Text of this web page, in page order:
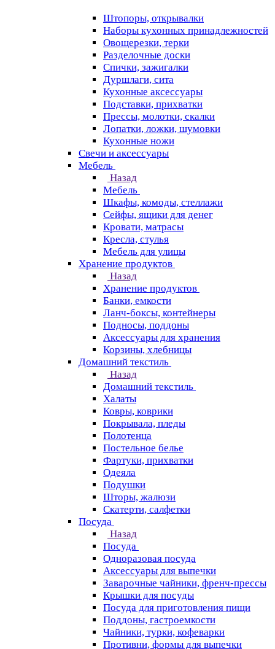
Штопоры, открывалки
Наборы кухонных принадлежностей
Овощерезки, терки
Разделочные доски
Спички, зажигалки
Дуршлаги, сита
Кухонные аксессуары
Подставки, прихватки
Прессы, молотки, скалки
Лопатки, ложки, шумовки
Кухонные ножи
Свечи и аксессуары
Мебель
Назад
Мебель
Шкафы, комоды, стеллажи
Сейфы, ящики для денег
Кровати, матрасы
Кресла, стулья
Мебель для улицы
Хранение продуктов
Назад
Хранение продуктов
Банки, емкости
Ланч-боксы, контейнеры
Подносы, поддоны
Аксессуары для хранения
Корзины, хлебницы
Домашний текстиль
Назад
Домашний текстиль
Халаты
Ковры, коврики
Покрывала, пледы
Полотенца
Постельное белье
Фартуки, прихватки
Одеяла
Подушки
Шторы, жалюзи
Скатерти, салфетки
Посуда
Назад
Посуда
Одноразовая посуда
Аксессуары для выпечки
Заварочные чайники, френч-прессы
Крышки для посуды
Посуда для приготовления пищи
Поддоны, гастроемкости
Чайники, турки, кофеварки
Противни, формы для выпечки